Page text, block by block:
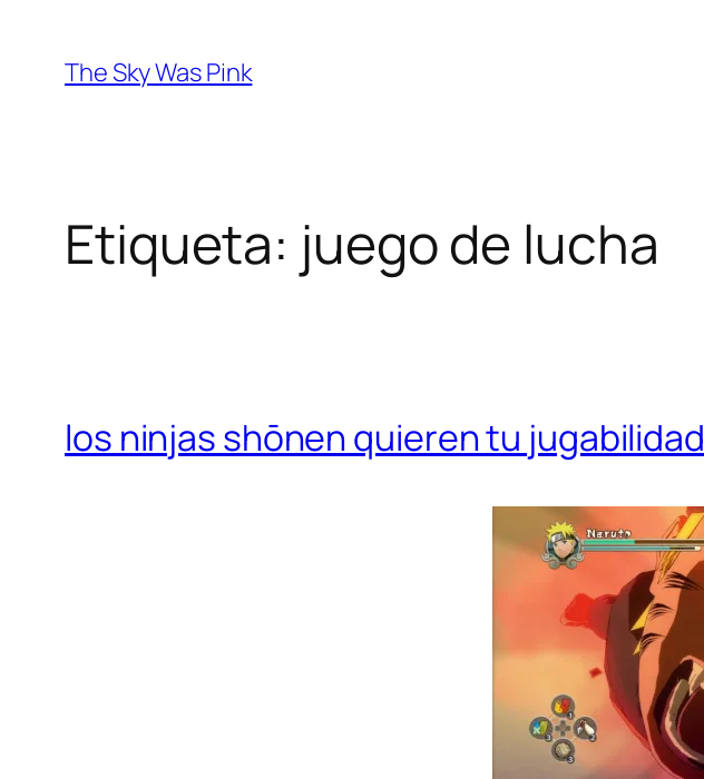
contenido
The Sky Was Pink
Etiqueta: juego de lucha
los ninjas shōnen quieren tu jugabilidad